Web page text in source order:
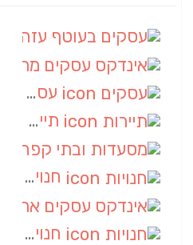
עסקים
תיירות
חנויות
חנויות